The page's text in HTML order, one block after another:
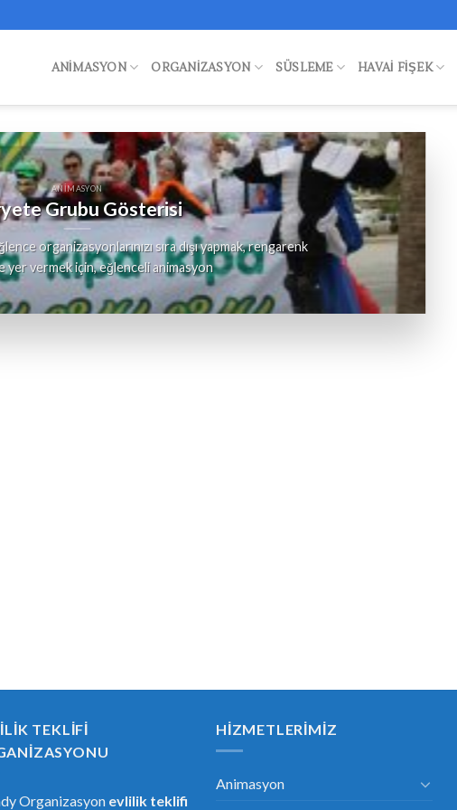
ANIMASYON ORGANIZASYON SÜSLEME HAVAI FIŞEK
ANIMASYON
Grubu Gösterisi
organizasyonlarınızı sıra dışı yapmak, rengarenk
yer vermek için, eğlenceli animasyon
TEKLIFI
Organizasyon evlilik teklifi
HIZMETLERIMIZ
Animasyon